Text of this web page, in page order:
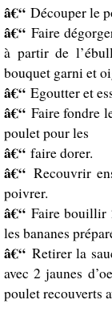
â€“ Découper le
â€“ Faire
à partir de
bouquet garni et
â€“ Egoutter et
â€“ Faire fondre
poulet pour les
â€“ faire dorer.
â€“ Recouvrir
poivrer.
â€“ Faire bouillir
les bananes
â€“ Retirer la
avec 2 jaunes
poulet recouverts